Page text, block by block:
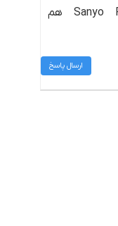
آیا برای پروژکتور Sanyo PLC-XE32 هم
ارسال پاسخ